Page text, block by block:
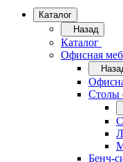
Каталог
Назад
Каталог
Офисная
Cтолы
Бенч-